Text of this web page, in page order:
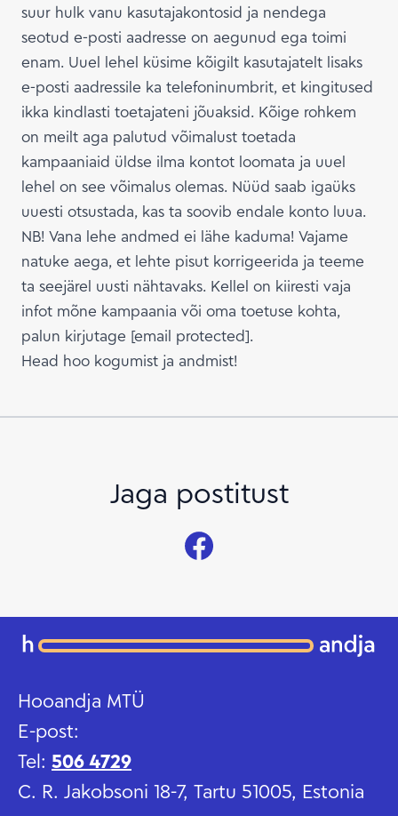
suur hulk vanu kasutajakontosid ja nendega
seotud e-posti aadresse on aegunud ega toimi
enam. Uuel lehel küsime kõigilt kasutajatelt lisaks
e-posti aadressile ka telefoninumbrit, et kingitused
ikka kindlasti toetajateni jõuaksid. Kõige rohkem
on meilt aga palutud võimalust toetada
kampaaniaid üldse ilma kontot loomata ja uuel
lehel on see võimalus olemas. Nüüd saab igaüks
uuesti otsustada, kas ta soovib endale konto luua.
NB! Vana lehe andmed ei lähe kaduma! Vajame
natuke aega, et lehte pisut korrigeerida ja teeme
ta seejärel uusti nähtavaks. Kellel on kiiresti vaja
infot mõne kampaania või oma toetuse kohta,
palun kirjutage [email protected].
Head hoo kogumist ja andmist!
Jaga postitust
Hooandja MTÜ
E-post:
Tel: 506 4729
C. R. Jakobsoni 18-7, Tartu 51005, Estonia